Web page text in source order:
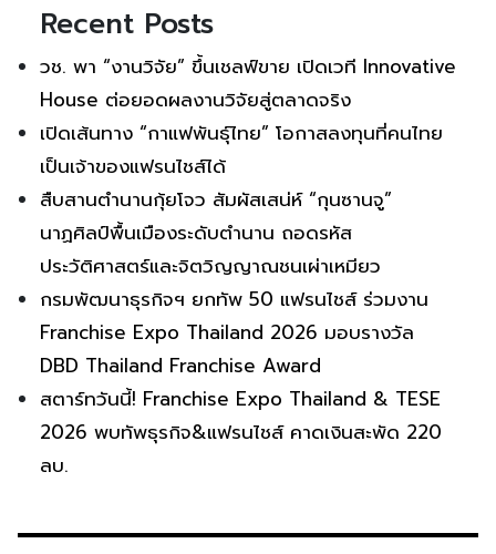
Recent Posts
วช. พา “งานวิจัย” ขึ้นเชลฟ์ขาย เปิดเวที Innovative
House ต่อยอดผลงานวิจัยสู่ตลาดจริง
เปิดเส้นทาง “กาแฟพันธุ์ไทย” โอกาสลงทุนที่คนไทย
เป็นเจ้าของแฟรนไชส์ได้
สืบสานตำนานกุ้ยโจว สัมผัสเสน่ห์ “กุนซานจู”
นาฏศิลป์พื้นเมืองระดับตำนาน ถอดรหัส
ประวัติศาสตร์และจิตวิญญาณชนเผ่าเหมียว
กรมพัฒนาธุรกิจฯ ยกทัพ 50 แฟรนไชส์ ร่วมงาน
Franchise Expo Thailand 2026 มอบรางวัล
DBD Thailand Franchise Award
สตาร์ทวันนี้! Franchise Expo Thailand & TESE
2026 พบทัพธุรกิจ&แฟรนไชส์ คาดเงินสะพัด 220
ลบ.